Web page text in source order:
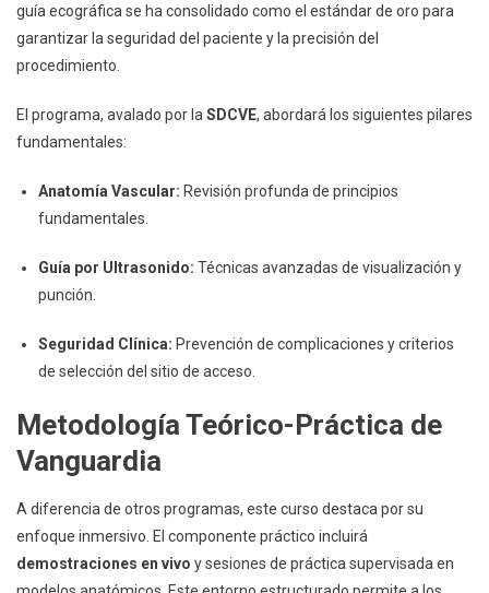
guía ecográfica se ha consolidado como el estándar de oro para
garantizar la seguridad del paciente y la precisión del
procedimiento.
El programa, avalado por la SDCVE, abordará los siguientes pilares
fundamentales:
Anatomía Vascular: Revisión profunda de principios
fundamentales.
Guía por Ultrasonido: Técnicas avanzadas de visualización y
punción.
Seguridad Clínica: Prevención de complicaciones y criterios
de selección del sitio de acceso.
Metodología Teórico-Práctica de
Vanguardia
A diferencia de otros programas, este curso destaca por su
enfoque inmersivo. El componente práctico incluirá
demostraciones en vivo y sesiones de práctica supervisada en